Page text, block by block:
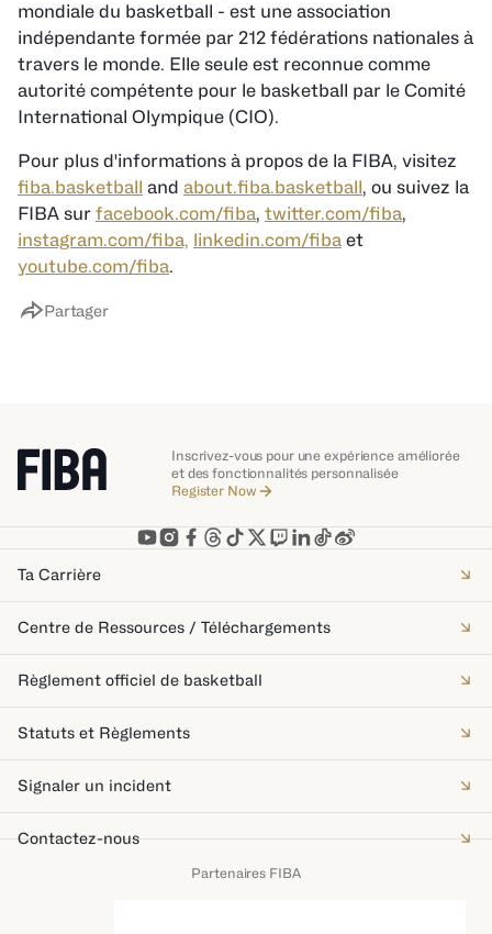
mondiale du basketball - est une association
indépendante formée par 212 fédérations nationales à
travers le monde. Elle seule est reconnue comme
autorité compétente pour le basketball par le Comité
International Olympique (CIO).
Pour plus d'informations à propos de la FIBA, visitez
fiba.basketball and about.fiba.basketball, ou suivez la
FIBA sur facebook.com/fiba, twitter.com/fiba,
instagram.com/fiba, linkedin.com/fiba et
youtube.com/fiba.
Partager
Inscrivez-vous pour une expérience améliorée
et des fonctionnalités personnalisée
Register Now
Ta Carrière
Centre de Ressources / Téléchargements
Règlement officiel de basketball
Statuts et Règlements
Signaler un incident
Contactez-nous
Partenaires FIBA